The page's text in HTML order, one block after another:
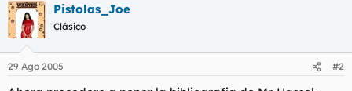
Pistolas_Joe
Clásico
29 Ago 2005 #2